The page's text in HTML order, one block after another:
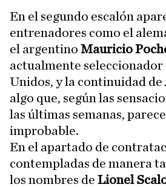
En el segundo escalón
entrenadores como el
el argentino Mauricio
actualmente seleccionador
Unidos, y la continuidad de
algo que, según las
las últimas semanas,
improbable.
En el apartado de
contempladas de manera
los nombres de Lionel